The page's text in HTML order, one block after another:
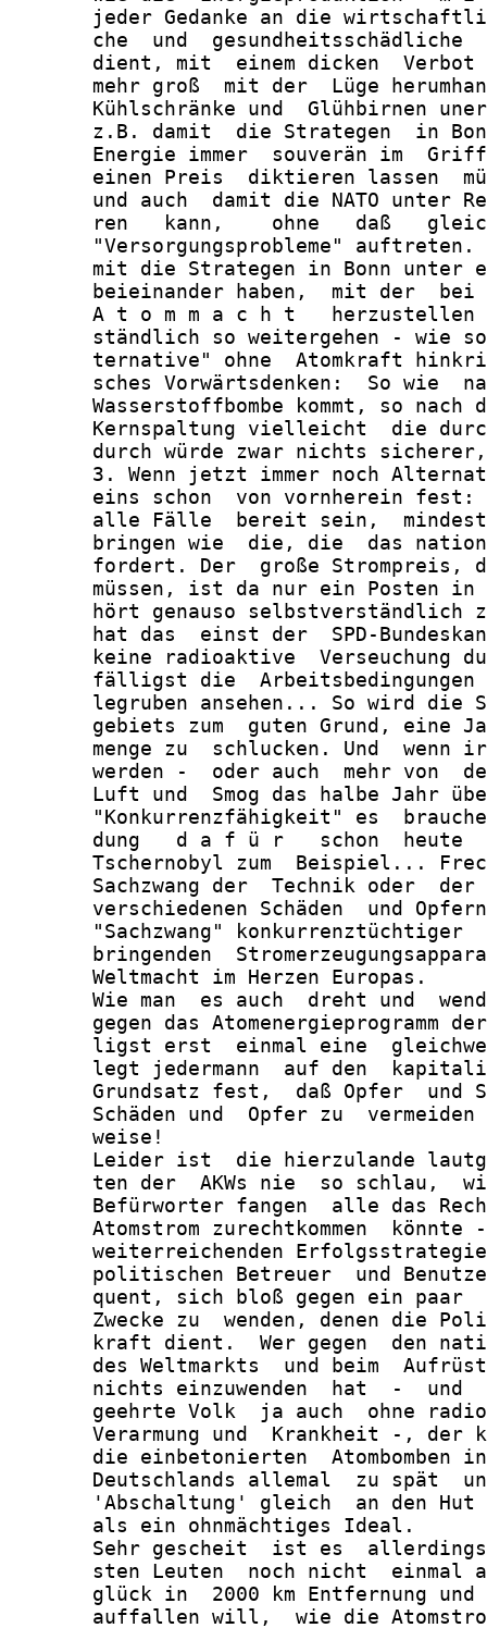
jeder Gedanke an die
che  und  gesundheitsschädliche
dient, mit  einem dicken
mehr groß  mit der  Lüge
Kühlschränke und  Glühbirnen
z.B. damit  die Strategen  in
Energie immer  souverän im
einen Preis  diktieren lassen
und auch  damit die NATO unter
ren   kann,    ohne   daß
"Versorgungsprobleme"
mit die Strategen in Bonn unter
beieinander haben,  mit der
A t o m m a c h t
ständlich so weitergehen - wie
ternative" ohne  Atomkraft
sches Vorwärtsdenken:  So wie
Wasserstoffbombe kommt, so nach
Kernspaltung vielleicht  die
durch würde zwar nichts
3. Wenn jetzt immer noch
eins schon  von vornherein
alle Fälle  bereit sein,
bringen wie  die, die  das
fordert. Der  große Strompreis,
müssen, ist da nur ein Posten
hört genauso selbstverständlich
hat das  einst der  SPD-
keine radioaktive  Verseuchung
fälligst die
legruben ansehen... So wird die
gebiets zum  guten Grund, eine
menge zu  schlucken. Und  wenn
werden -  oder auch  mehr von
Luft und  Smog das halbe Jahr
"Konkurrenzfähigkeit" es
dung   d a f ü r   schon  heute
Tschernobyl zum  Beispiel...
Sachzwang der  Technik oder
verschiedenen Schäden  und
"Sachzwang" konkurrenztüchtiger
bringenden
       Weltmacht im Herzen Europas.
Wie man  es auch  dreht und
gegen das Atomenergieprogramm
ligst erst  einmal eine
legt jedermann  auf den
Grundsatz fest,  daß Opfer  und
Schäden und  Opfer zu
       weise!
Leider ist  die hierzulande
ten der  AKWs nie  so schlau,
Befürworter fangen  alle das
Atomstrom zurechtkommen  könnte
weiterreichenden
politischen Betreuer  und
quent, sich bloß gegen ein paar
Zwecke zu  wenden, denen die
kraft dient.  Wer gegen  den
des Weltmarkts  und beim
nichts einzuwenden  hat  -  und
geehrte Volk  ja auch  ohne
Verarmung und  Krankheit -, der
die einbetonierten  Atombomben
Deutschlands allemal  zu spät
'Abschaltung' gleich  an den
       als ein ohnmächtiges Ideal.
Sehr gescheit  ist es
sten Leuten  noch nicht  einmal
glück in  2000 km Entfernung
auffallen will,  wie die